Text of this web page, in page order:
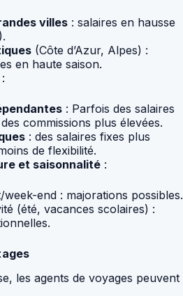
villes : salaires en hausse
(Côte d’Azur, Alpes) :
en haute saison.
:
: Parfois des salaires
commissions plus élevées.
: des salaires fixes plus
de flexibilité.
et saisonnalité :
week-end : majorations possibles.
(été, vacances scolaires) :
les agents de voyages peuvent